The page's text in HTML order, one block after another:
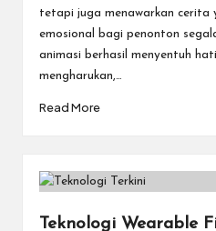
tetapi juga menawarkan cerita
emosional bagi penonton
animasi berhasil menyentuh
mengharukan,…
Read More
Teknologi Wearable